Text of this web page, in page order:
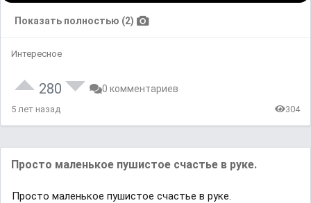
Показать полностью (2)
Интересное
280 0 комментариев
5 лет назад 304
Просто маленькое пушистое счастье в руке.
Просто маленькое пушистое счастье в руке.